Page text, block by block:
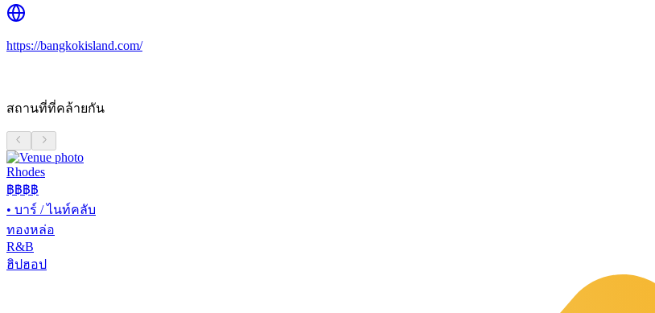
https://bangkokisland.com/
สถานที่ที่คล้ายกัน
Rhodes
฿฿฿฿
• บาร์ / ไนท์คลับ
ทองหล่อ
R&B
ฮิปฮอป